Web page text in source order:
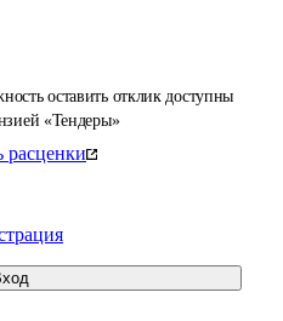
оставить отклик доступны
«Тендеры»
расценки